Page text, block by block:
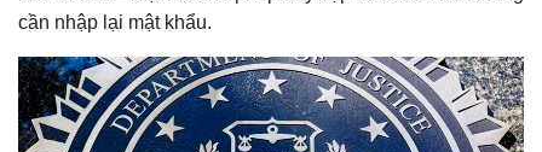
cần nhập lại mật khẩu.